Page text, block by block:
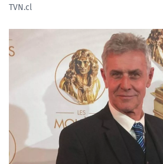
TVN PLAY
TELESERIES
ACTUALIDAD Y TENDENCIAS
TVN.cl